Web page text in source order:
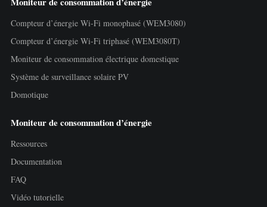
Compteur d’énergie Wi-Fi monophasé (WEM3080)
Compteur d’énergie Wi-Fi triphasé (WEM3080T)
Moniteur de consommation électrique domestique
Système de surveillance solaire PV
Domotique
Moniteur de consommation d’énergie
Ressources
Documentation
FAQ
Vidéo tutorielle